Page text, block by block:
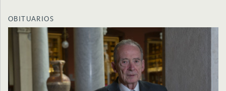
OBITUARIOS